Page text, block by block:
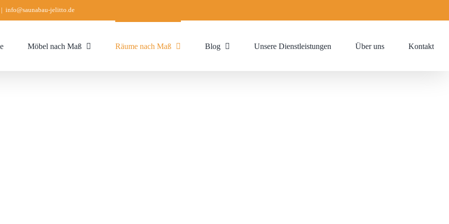
| info@saunabau-jelitto.de
Möbel nach Maß Räume nach Maß Blog Unsere Dienstleistungen Über uns Kontakt